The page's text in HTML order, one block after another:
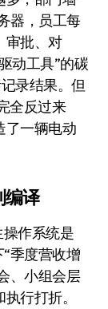
器，员工每
审批、对
动工具”的碳
录结果。但
全反过来
了一辆电动
编译
作系统是
季度营收增
、小组会层
行打折。